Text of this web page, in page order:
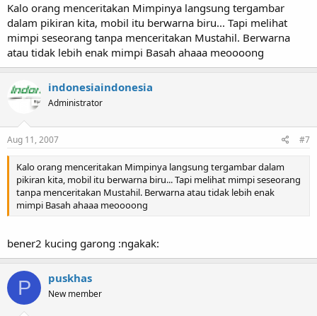
Kalo orang menceritakan Mimpinya langsung tergambar
dalam pikiran kita, mobil itu berwarna biru... Tapi melihat
mimpi seseorang tanpa menceritakan Mustahil. Berwarna
atau tidak lebih enak mimpi Basah ahaaa meoooong
indonesiaindonesia
Administrator
Aug 11, 2007 #7
Kalo orang menceritakan Mimpinya langsung tergambar dalam
pikiran kita, mobil itu berwarna biru... Tapi melihat mimpi seseorang
tanpa menceritakan Mustahil. Berwarna atau tidak lebih enak
mimpi Basah ahaaa meoooong
bener2 kucing garong :ngakak:
P puskhas
New member